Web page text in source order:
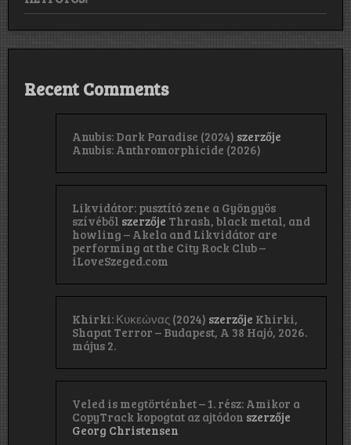
Recent Comments
Anubis: Dark Paradise (2024) szerzője
Anubis: Anthromorphicide (2026)
Likvidátor: pusztító zene a Gyöngyös
szívéből szerzője Thrash, black metal, and
howling – Akela and Likvidátor are
performing at the City Rock Club –
iLoveSzeged.com
Khirki: Κ​υ​κ​ε​ώ​ν​α​ς (2024) szerzője Khirki,
Shapat Terror – Budapest, A 38 Hajó, 2026.
május 2.
Veled is megtörténhet – 1. rész: Amikor a
CopyTrack kopogtat az ajtódon szerzője
Georg Christensen